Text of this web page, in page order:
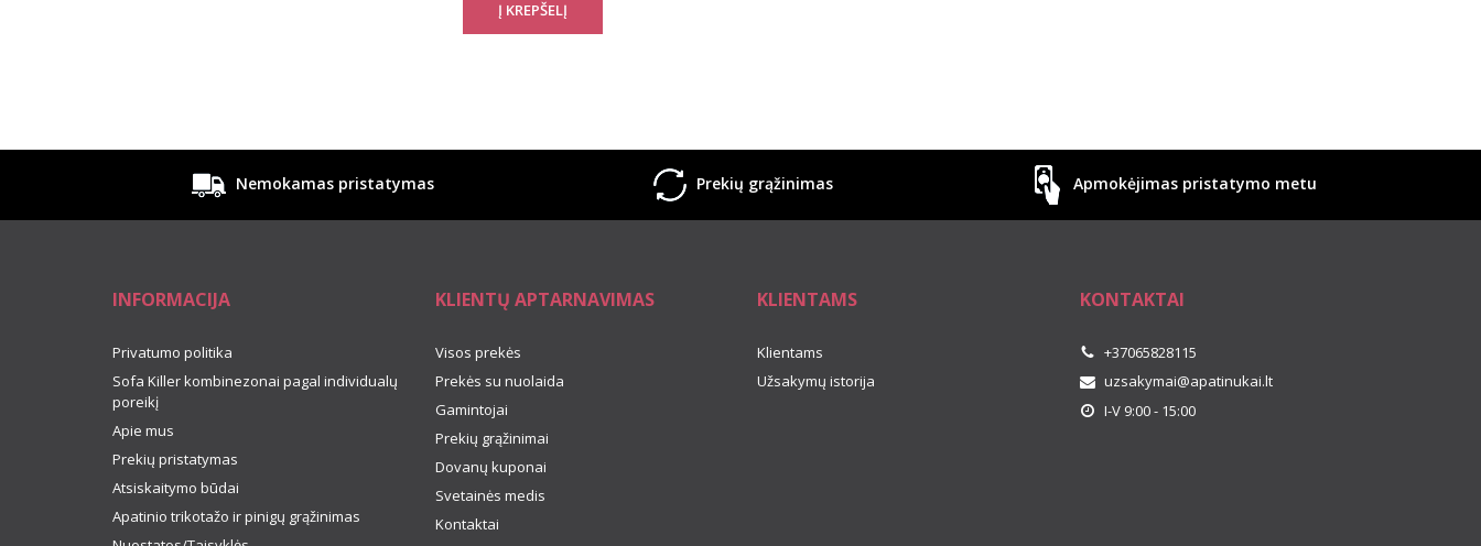
Nemokamas pristatymas Prekių grąžinimas Apmokėjimas pristatymo metu
INFORMACIJA
Privatumo politika
Sofa Killer kombinezonai pagal individualų
poreikį
Apie mus
Prekių pristatymas
Atsiskaitymo būdai
Apatinio trikotažo ir pinigų grąžinimas
KLIENTŲ APTARNAVIMAS
Visos prekės
Prekės su nuolaida
Gamintojai
Prekių grąžinimai
Dovanų kuponai
Svetainės medis
Kontaktai
KLIENTAMS
Klientams
Užsakymų istorija
KONTAKTAI
+37065828115
uzsakymai@apatinukai.lt
I-V 9:00 - 15:00